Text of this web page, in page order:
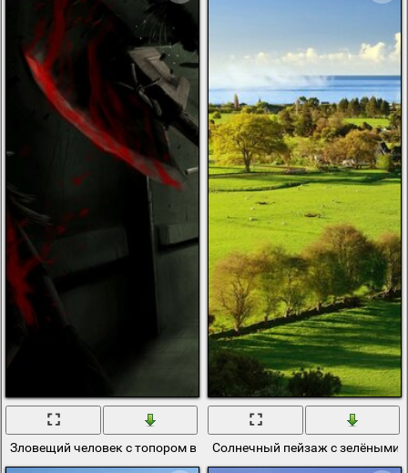
Зловещий человек с топором в бункереСолнечный пейзаж с зелёными